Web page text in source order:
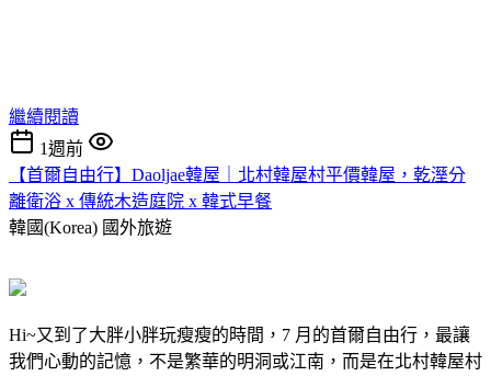
繼續閱讀
1週前
【首爾自由行】Daoljae韓屋｜北村韓屋村平價韓屋，乾溼分
離衛浴 x 傳統木造庭院 x 韓式早餐
韓國(Korea) 國外旅遊
Hi~又到了大胖小胖玩瘦瘦的時間，7 月的首爾自由行，最讓
我們心動的記憶，不是繁華的明洞或江南，而是在北村韓屋村